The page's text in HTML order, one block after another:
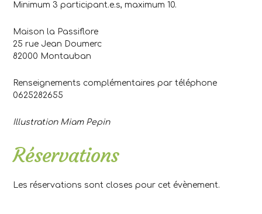
Minimum 3 participant.e.s, maximum 10.
Maison la Passiflore
25 rue Jean Doumerc
82000 Montauban
Renseignements complémentaires par téléphone
0625282655
Illustration Miam Pepin
Réservations
Les réservations sont closes pour cet évènement.